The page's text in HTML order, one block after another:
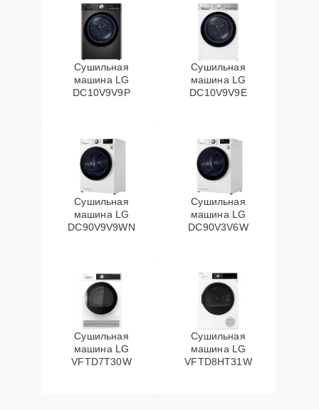
Сушильная
машина LG
DC10V9V9P
Сушильная
машина LG
DC10V9V9E
Сушильная
машина LG
DC90V9V9WN
Сушильная
машина LG
DC90V3V6W
Сушильная
машина LG
VFTD7T30W
Сушильная
машина LG
VFTD8HT31W